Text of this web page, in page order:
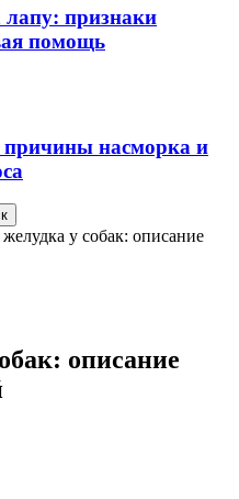
признаки
помощь
причины насморка и
у собак: описание
описание